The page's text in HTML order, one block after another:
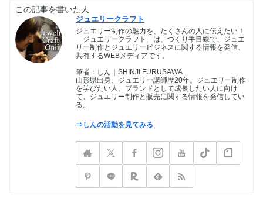
この記事を書いた人
ジュエリークラフト
ジュエリー制作の魅力を、たくさんの人に伝えたい！
「ジュエリークラフト」は、つくり手目線で、ジュエ
リー制作とジュエリービジネスに関する情報を発信、
共有するWEBメディアです。
筆者：しん｜SHINJI FURUSAWA
山形県出身、ジュエリー講師歴20年。ジュエリー制作
を学びたい人、ブランドとして成長したい人に向け
て、ジュエリー制作と販売に関する情報を発信してい
る。
⇒しんの活動を見てみる